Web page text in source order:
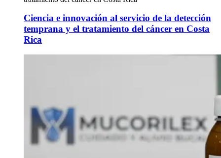
Ciencia e innovación al servicio de la detección
temprana y el tratamiento del cáncer en Costa
Rica